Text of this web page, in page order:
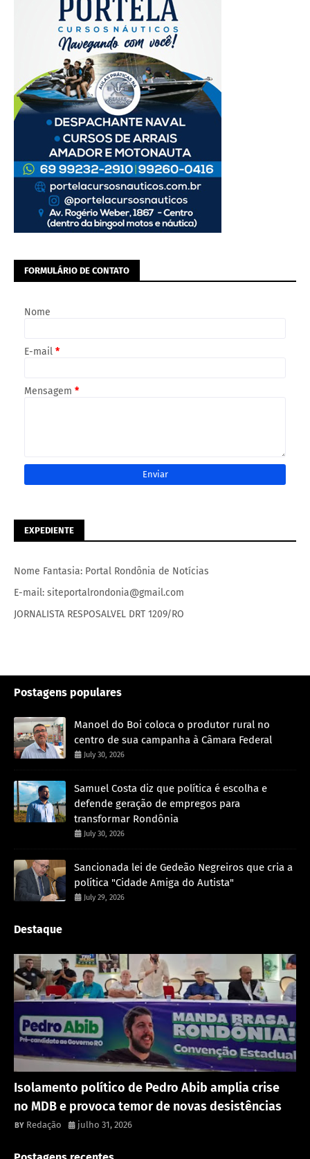
FORMULÁRIO DE CONTATO
Nome
E-mail *
Mensagem *
EXPEDIENTE
Nome Fantasia: Portal Rondônia de Notícias
E-mail: siteportalrondonia@gmail.com
JORNALISTA RESPOSALVEL DRT 1209/RO
Postagens populares
Manoel do Boi coloca o produtor rural no
centro de sua campanha à Câmara Federal
July 30, 2026
Samuel Costa diz que política é escolha e
defende geração de empregos para
transformar Rondônia
July 30, 2026
Sancionada lei de Gedeão Negreiros que cria a
política "Cidade Amiga do Autista"
July 29, 2026
Destaque
Isolamento político de Pedro Abib amplia crise
no MDB e provoca temor de novas desistências
Redação julho 31, 2026